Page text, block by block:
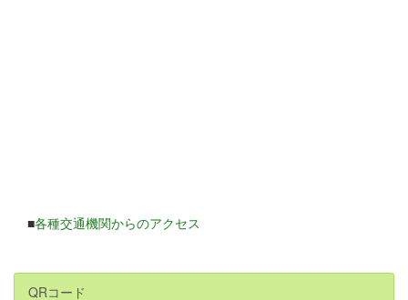
■各種交通機関からのアクセス
QRコード